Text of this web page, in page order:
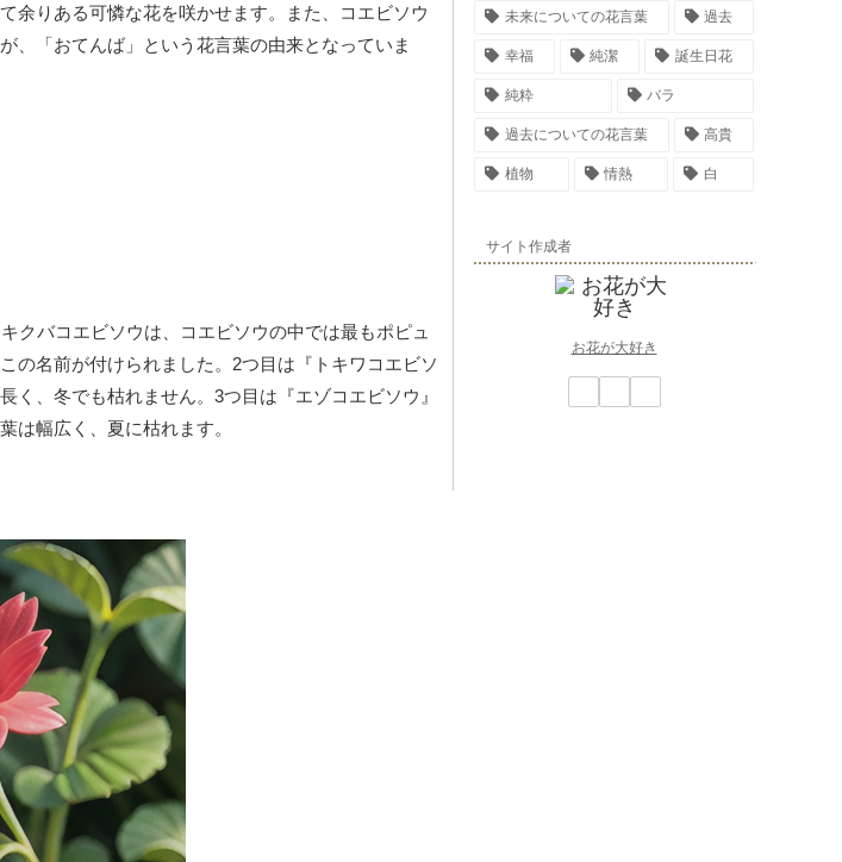
余りある可憐な花を咲かせます。また、コエビソウ
、「おてんば」という花言葉の由来となっていま
クバコエビソウは、コエビソウの中では最もポピュ
の名前が付けられました。2つ目は『トキワコエビソ
、冬でも枯れません。3つ目は『エゾコエビソウ』
は幅広く、夏に枯れます。
未来についての花言葉 過去
幸福 純潔 誕生日花
純粋 バラ
過去についての花言葉 高貴
植物 情熱 白
サイト作成者
お花が大好き